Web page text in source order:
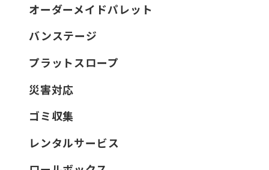
オーダーメイドパレット
バンステージ
プラットスロープ
災害対応
ゴミ収集
レンタルサービス